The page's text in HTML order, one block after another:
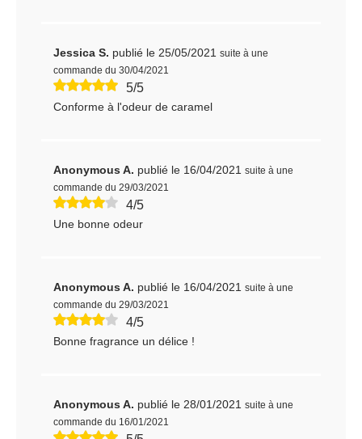
Jessica S. publié le 25/05/2021 suite à une
commande du 30/04/2021
5/5
Conforme à l'odeur de caramel
Anonymous A. publié le 16/04/2021 suite à une
commande du 29/03/2021
4/5
Une bonne odeur
Anonymous A. publié le 16/04/2021 suite à une
commande du 29/03/2021
4/5
Bonne fragrance un délice !
Anonymous A. publié le 28/01/2021 suite à une
commande du 16/01/2021